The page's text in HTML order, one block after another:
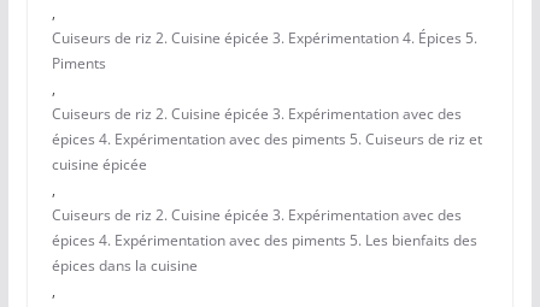
,
Cuiseurs de riz 2. Cuisine épicée 3. Expérimentation 4. Épices 5.
Piments
,
Cuiseurs de riz 2. Cuisine épicée 3. Expérimentation avec des
épices 4. Expérimentation avec des piments 5. Cuiseurs de riz et
cuisine épicée
,
Cuiseurs de riz 2. Cuisine épicée 3. Expérimentation avec des
épices 4. Expérimentation avec des piments 5. Les bienfaits des
épices dans la cuisine
,